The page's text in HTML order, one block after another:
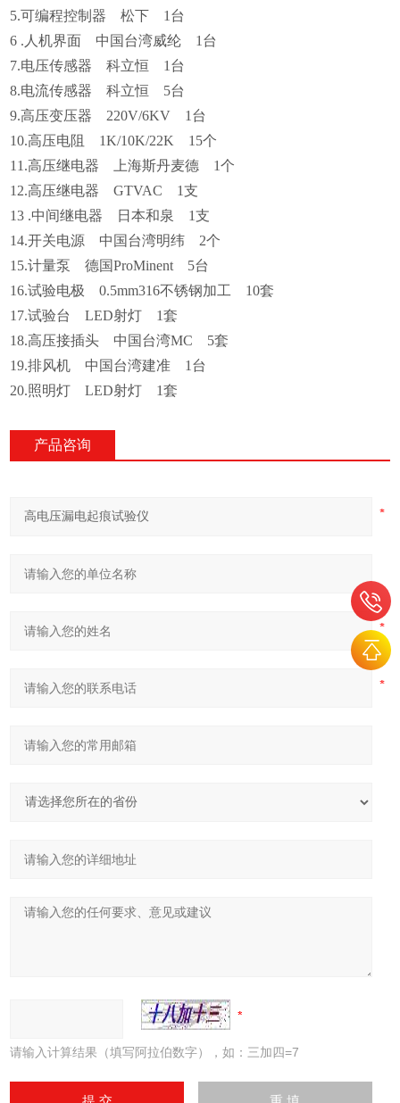
5.可编程控制器 松下 1台
6 .人机界面 中国台湾威纶 1台
7.电压传感器 科立恒 1台
8.电流传感器 科立恒 5台
9.高压变压器 220V/6KV 1台
10.高压电阻 1K/10K/22K 15个
11.高压继电器 上海斯丹麦德 1个
12.高压继电器 GTVAC 1支
13 .中间继电器 日本和泉 1支
14.开关电源 中国台湾明纬 2个
15.计量泵 德国ProMinent 5台
16.试验电极 0.5mm316不锈钢加工 10套
17.试验台 LED射灯 1套
18.高压接插头 中国台湾MC 5套
19.排风机 中国台湾建准 1台
20.照明灯 LED射灯 1套
产品咨询
请输入计算结果（填写阿拉伯数字），如：三加四=7